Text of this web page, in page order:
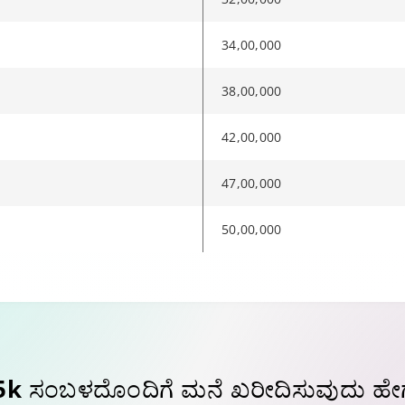
34,00,000
38,00,000
42,00,000
47,00,000
50,00,000
ಸಂಬಳದೊಂದಿಗೆ ಮನೆ ಖರೀದಿಸುವುದು